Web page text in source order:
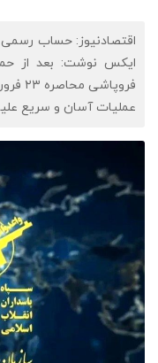
اقتصادنیوز: حساب
عملیات آسان و سریع